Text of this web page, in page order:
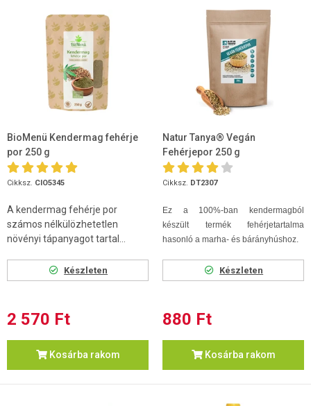
BioMenü Kendermag fehérje
por 250 g
Cikksz. CIO5345
A kendermag fehérje por
számos nélkülözhetetlen
növényi tápanyagot tartal...
Készleten
2 570 Ft
Kosárba rakom
Natur Tanya® Vegán
Fehérjepor 250 g
Cikksz. DT2307
Ez a 100%-ban kendermagból
készült termék fehérjetartalma
hasonló a marha- és bárányhúshoz.
Készleten
880 Ft
Kosárba rakom